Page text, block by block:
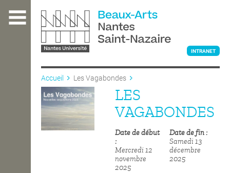
contenu
L'ÉCOLE
INTRANET
Accueil Les Vagabondes
LES
VAGABONDES
Date de début
Mercredi 12
novembre
2025
Date de fin
Samedi 13
décembre
2025